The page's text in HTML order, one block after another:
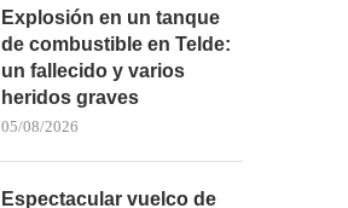
Explosión en un tanque
de combustible en Telde:
un fallecido y varios
heridos graves
05/08/2026
Espectacular vuelco de